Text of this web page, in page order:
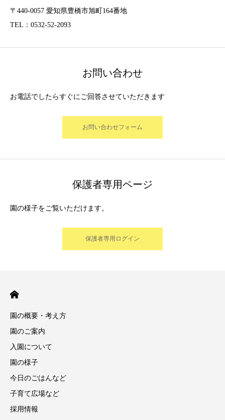
〒440-0057 愛知県豊橋市旭町164番地
TEL：0532-52-2093
お問い合わせ
お電話でしたらすぐにご回答させていただきます
お問い合わせフォーム
保護者専用ページ
園の様子をご覧いただけます。
保護者専用ログイン
園の概要・考え方
園のご案内
入園について
園の様子
今日のごはんなど
子育て広場など
採用情報